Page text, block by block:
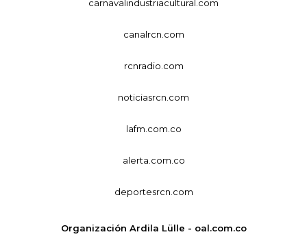
carnavalindustriacultural.com
canalrcn.com
rcnradio.com
noticiasrcn.com
lafm.com.co
alerta.com.co
deportesrcn.com
Organización Ardila Lülle - oal.com.co